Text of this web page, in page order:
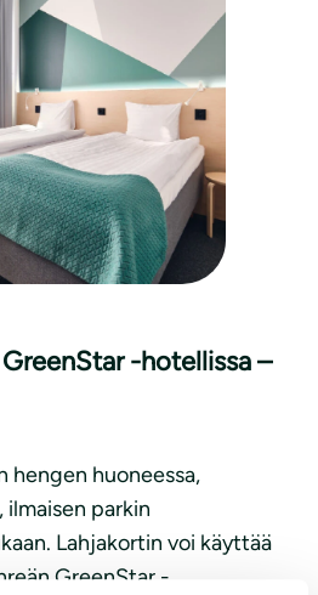
-hotellissa –
hengen huoneessa,
ilmaisen parkin
Lahjakortin voi käyttää
GreenStar -